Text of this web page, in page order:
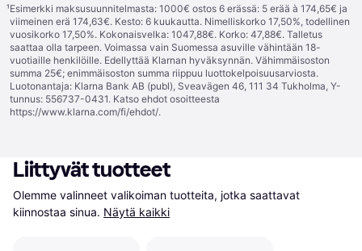
¹Esimerkki maksusuunnitelmasta: 1000€ ostos 6 erässä: 5 erää à 174,65€ ja
viimeinen erä 174,63€. Kesto: 6 kuukautta. Nimelliskorko 17,50%, todellinen
vuosikorko 17,50%. Kokonaisvelka: 1047,88€. Korko: 47,88€. Talletus
saattaa olla tarpeen. Voimassa vain Suomessa asuville vähintään 18-
vuotiaille henkilöille. Edellyttää Klarnan hyväksynnän. Vähimmäisoston
summa 25€; enimmäisoston summa riippuu luottokelpoisuusarviosta.
Luotonantaja: Klarna Bank AB (publ), Sveavägen 46, 111 34 Tukholma, Y-
tunnus: 556737-0431. Katso ehdot osoitteesta
https://www.klarna.com/fi/ehdot/.
Liittyvät tuotteet
Olemme valinneet valikoiman tuotteita, jotka saattavat
kiinnostaa sinua. Näytä kaikki